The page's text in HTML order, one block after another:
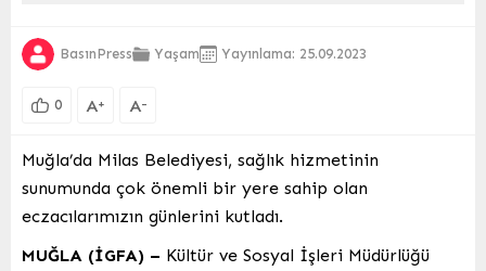
BasınPress Yaşam Yayınlama: 25.09.2023
0 A+ A-
Muğla’da Milas Belediyesi, sağlık hizmetinin
sunumunda çok önemli bir yere sahip olan
eczacılarımızın günlerini kutladı.
MUĞLA (İGFA) – Kültür ve Sosyal İşleri Müdürlüğü